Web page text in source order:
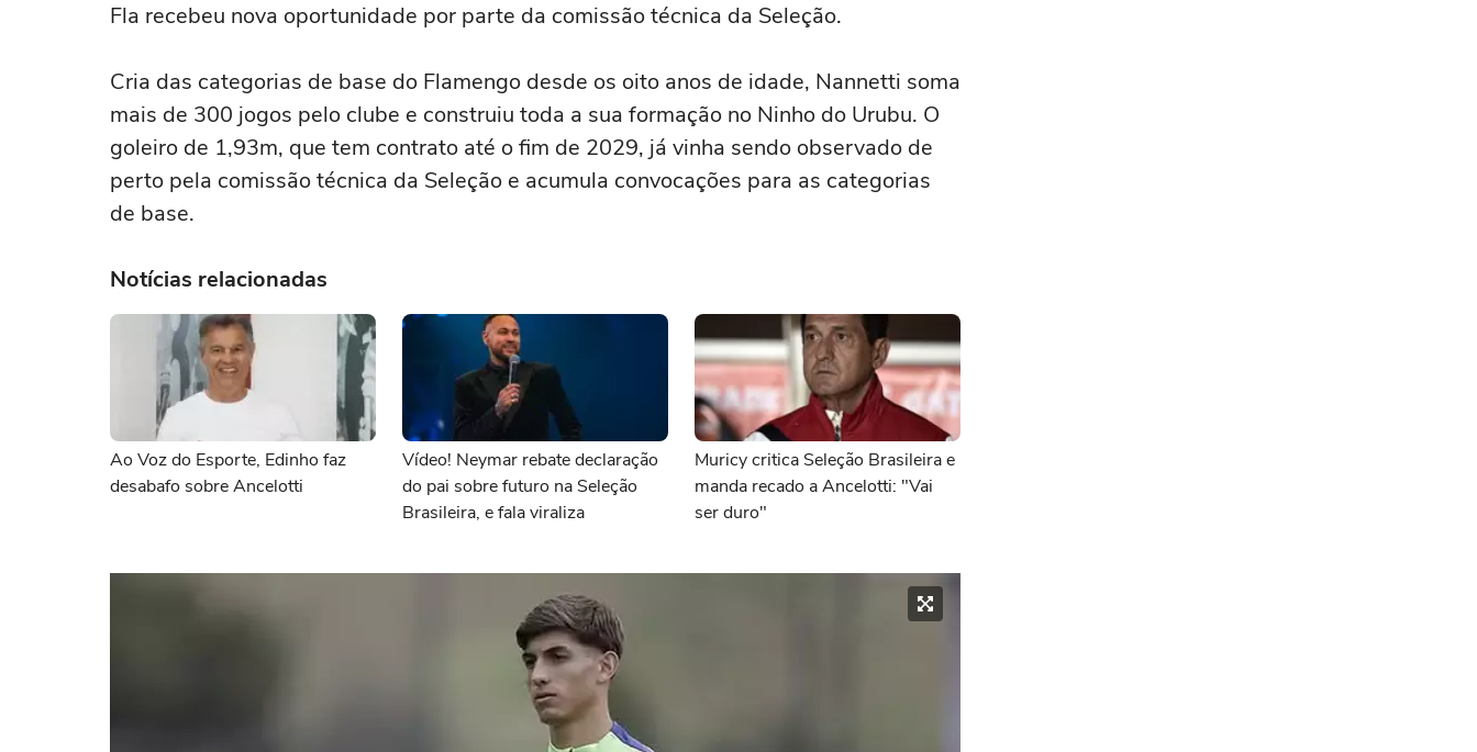
Fla recebeu nova oportunidade por parte da comissão técnica da Seleção.
Cria das categorias de base do Flamengo desde os oito anos de idade, Nannetti soma
mais de 300 jogos pelo clube e construiu toda a sua formação no Ninho do Urubu. O
goleiro de 1,93m, que tem contrato até o fim de 2029, já vinha sendo observado de
perto pela comissão técnica da Seleção e acumula convocações para as categorias
de base.
Notícias relacionadas
Ao Voz do Esporte, Edinho faz
desabafo sobre Ancelotti
Vídeo! Neymar rebate declaração
do pai sobre futuro na Seleção
Brasileira, e fala viraliza
Muricy critica Seleção Brasileira e
manda recado a Ancelotti: "Vai
ser duro"